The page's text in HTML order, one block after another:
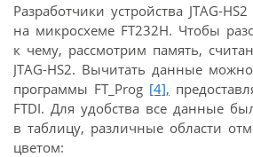
Разработчики устройства JTAG-
на микросхеме FT232Н. Чтобы
к чему, рассмотрим память,
JTAG-HS2. Вычитать данные
программы FT_Prog [4],
FTDI. Для удобства все данные
в таблицу, различные области
цветом: